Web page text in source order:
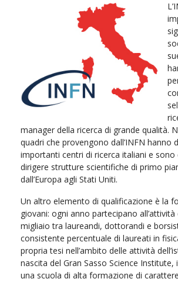
manager della ricerca di grande qualità.
quadri che provengono dall’INFN hanno
importanti centri di ricerca italiani e sono
dirigere strutture scientifiche di primo
dall’Europa agli Stati Uniti.
Un altro elemento di qualificazione è la
giovani: ogni anno partecipano all’attività
migliaio tra laureandi, dottorandi e
consistente percentuale di laureati in
propria tesi nell’ambito delle attività
nascita del Gran Sasso Science Institute,
una scuola di alta formazione di